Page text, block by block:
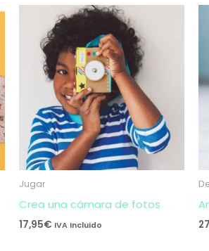
Jugar
Crea una cámara de fotos
17,95€ IVA Incluido